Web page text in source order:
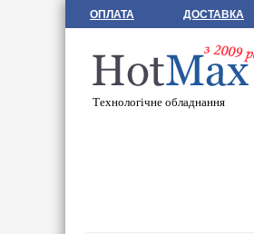
ОПЛАТА ДОСТАВКА
Технологічне обладнання